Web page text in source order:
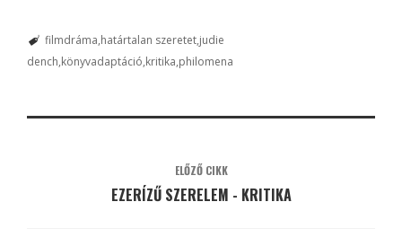
filmdráma határtalan szeretet judie
dench könyvadaptáció kritika philomena
ELŐZŐ CIKK
EZERÍZŰ SZERELEM - KRITIKA